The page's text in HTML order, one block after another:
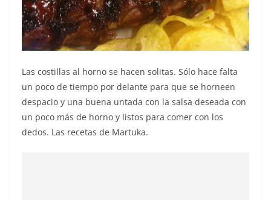
Las costillas al horno se hacen solitas. Sólo hace falta
un poco de tiempo por delante para que se horneen
despacio y una buena untada con la salsa deseada con
un poco más de horno y listos para comer con los
dedos. Las recetas de Martuka.